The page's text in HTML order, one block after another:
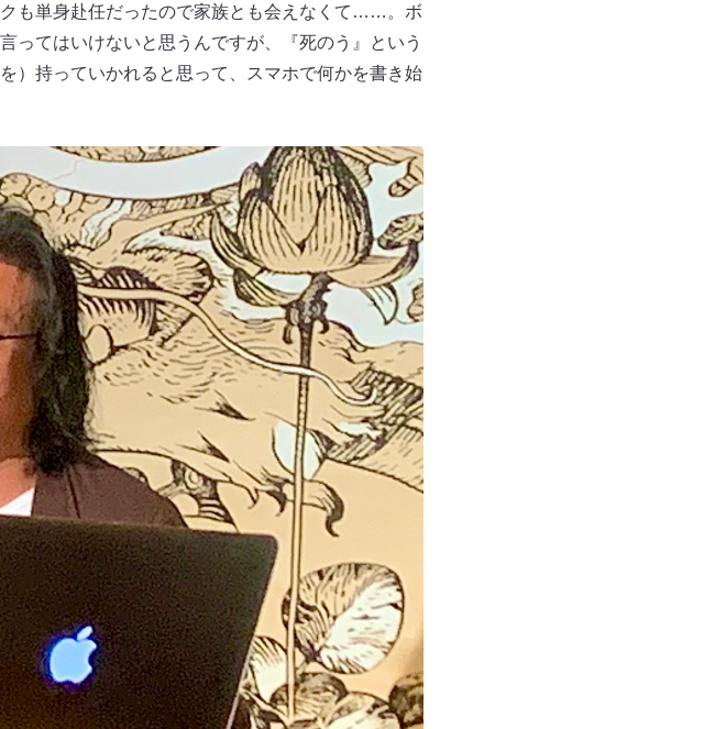
も単身赴任だったので家族とも会えなくて……。ボ
ってはいけないと思うんですが、『死のう』という
）持っていかれると思って、スマホで何かを書き始